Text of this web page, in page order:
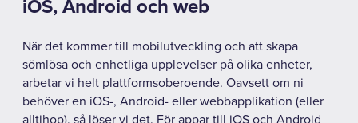
iOS, Android och web
När det kommer till mobilutveckling och att skapa
sömlösa och enhetliga upplevelser på olika enheter,
arbetar vi helt plattformsoberoende. Oavsett om ni
behöver en iOS-, Android- eller webbapplikation (eller
alltihop), så löser vi det. För appar till iOS och Android